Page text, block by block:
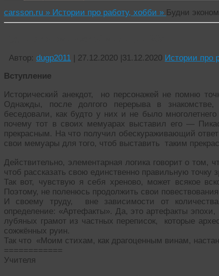
carsson.ru » Истории про работу, хобби » Будни
Автор: dugp2011 | 27.12.2020 |31.12.2020 Истории про
Вступление
Исторический анекдот, но персонажей не помню
Однажды, после долгого перерыва в
беседовали, как будто у них и не было
почему тот в своих мемуарах выставил его —
прекрасным. На что получил обескураживающий
свои мемуары для того, чтоб выставить таким
Действительно, элементарная логика говорит о том,
чтоб рассказать свою единственно правильную точку
Так вот, чувствую я себя хреново, может всякое
Поэтому, не поленюсь продолжить свои
И своему труду, вне зависимости от
определение: «Артефакты». Да, это артефакты
лубяных грамот из частных переписок, которые
сожжённых руин.
Так что «Моим стихам, как драгоценным винам,
============
Учителя